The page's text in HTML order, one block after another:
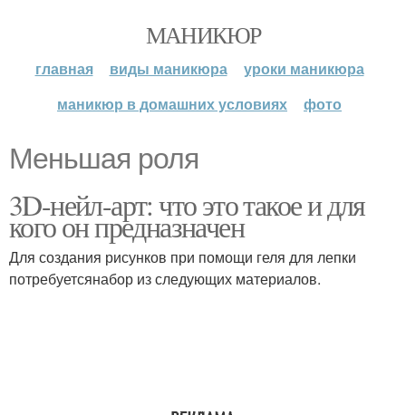
МАНИКЮР
главная виды маникюра
уроки маникюра
маникюр в домашних условиях
фото
Меньшая роля
3D-нейл-арт: что это такое и для
кого он предназначен
Для создания рисунков при помощи геля для лепки
потребуетсянабор из следующих материалов.